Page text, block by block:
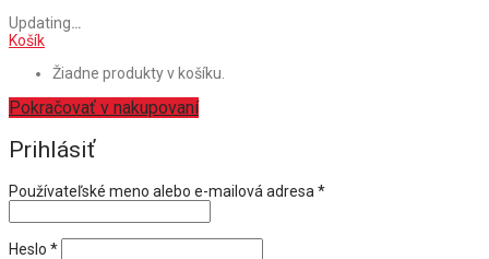
Updating…
Košík
Žiadne produkty v košíku.
Pokračovať v nakupovaní
Prihlásiť
Používateľské meno alebo e-mailová adresa *Povinné
Heslo *Povinné